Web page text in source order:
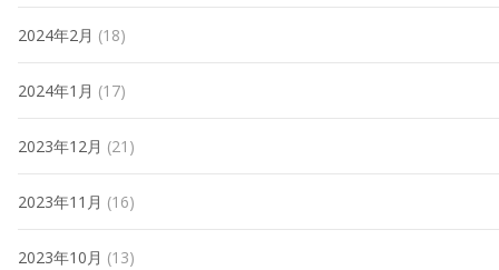
2024年2月 (18)
2024年1月 (17)
2023年12月 (21)
2023年11月 (16)
2023年10月 (13)